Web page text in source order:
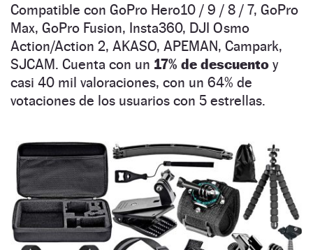
Compatible con GoPro Hero10 / 9 / 8 / 7, GoPro
Max, GoPro Fusion, Insta360, DJI Osmo
Action/Action 2, AKASO, APEMAN, Campark,
SJCAM. Cuenta con un 17% de descuento y
casi 40 mil valoraciones, con un 64% de
votaciones de los usuarios con 5 estrellas.